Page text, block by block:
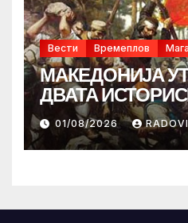
Вести Времеплов
МАКЕДОНИЈА
ДВАТА
ИЛИНДЕНА!
01/08/2026